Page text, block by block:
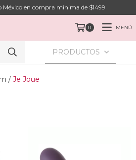
México en compra minima de $1499
0 MENÚ
PRODUCTOS
/ Je Joue